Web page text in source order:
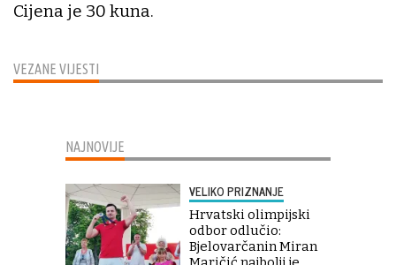
VEZANE VIJESTI
Cijena je 30 kuna.
NAJNOVIJE
VELIKO PRIZNANJE
Hrvatski olimpijski
odbor odlučio:
Bjelovarčanin Miran